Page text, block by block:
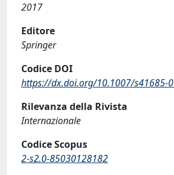
2017
Editore
Springer
Codice DOI
https://dx.doi.org/10.1007/s41685-
Rilevanza della Rivista
Internazionale
Codice Scopus
2-s2.0-85030128182